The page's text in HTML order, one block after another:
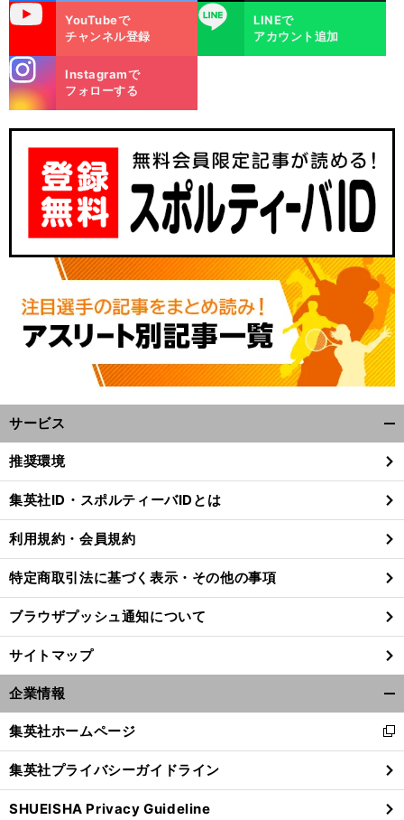
YouTubeで
チャンネル登録
LINE
LINEで
アカウント追加
m
Instagramで
フォローする
サービス
閉
る
推奨環境
集英社ID・スポルティーバIDとは
利用規約・会員規約
特定商取引法に基づく表示・その他の事項
ブラウザプッシュ通知について
サイトマップ
企業情報
閉
る
集英社ホームページ
新
し
い
ウ
ィ
集英社プライバシーガイドライン
SHUEISHA Privacy Guideline